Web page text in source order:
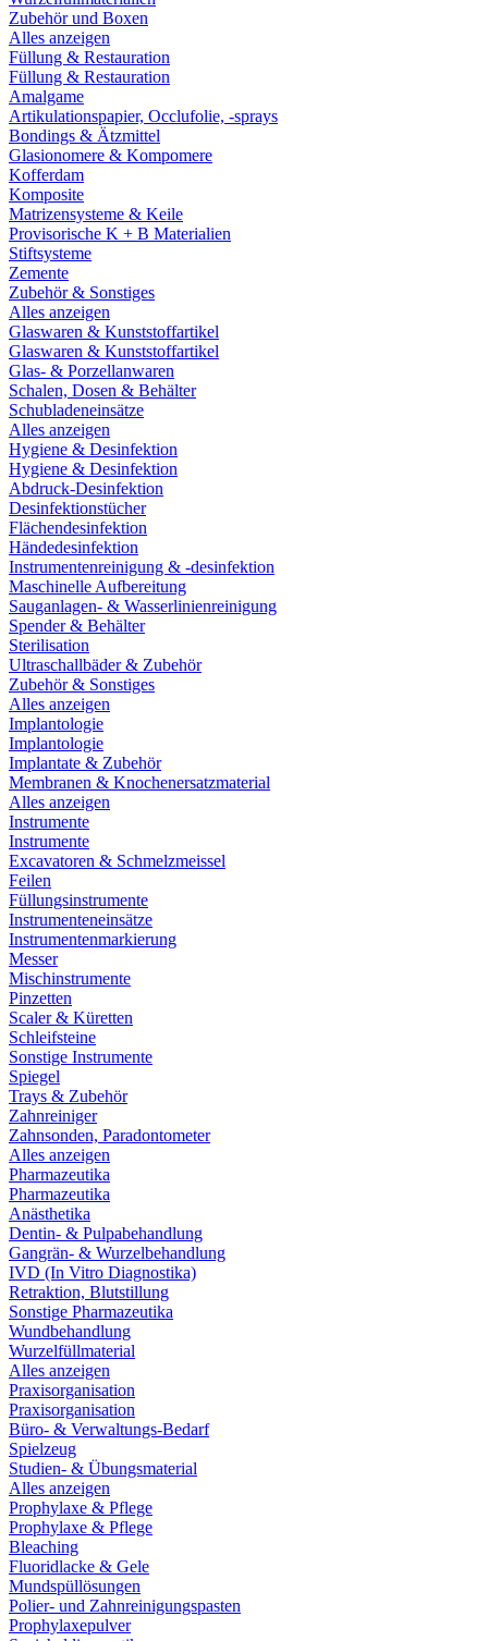
Zubehör und Boxen
Alles anzeigen
Füllung & Restauration
Füllung & Restauration
Amalgame
Artikulationspapier, Occlufolie, -sprays
Bondings & Ätzmittel
Glasionomere & Kompomere
Kofferdam
Komposite
Matrizensysteme & Keile
Provisorische K + B Materialien
Stiftsysteme
Zemente
Zubehör & Sonstiges
Alles anzeigen
Glaswaren & Kunststoffartikel
Glaswaren & Kunststoffartikel
Glas- & Porzellanwaren
Schalen, Dosen & Behälter
Schubladeneinsätze
Alles anzeigen
Hygiene & Desinfektion
Hygiene & Desinfektion
Abdruck-Desinfektion
Desinfektionstücher
Flächendesinfektion
Händedesinfektion
Instrumentenreinigung & -desinfektion
Maschinelle Aufbereitung
Sauganlagen- & Wasserlinienreinigung
Spender & Behälter
Sterilisation
Ultraschallbäder & Zubehör
Zubehör & Sonstiges
Alles anzeigen
Implantologie
Implantologie
Implantate & Zubehör
Membranen & Knochenersatzmaterial
Alles anzeigen
Instrumente
Instrumente
Excavatoren & Schmelzmeissel
Feilen
Füllungsinstrumente
Instrumenteneinsätze
Instrumentenmarkierung
Messer
Mischinstrumente
Pinzetten
Scaler & Küretten
Schleifsteine
Sonstige Instrumente
Spiegel
Trays & Zubehör
Zahnreiniger
Zahnsonden, Paradontometer
Alles anzeigen
Pharmazeutika
Pharmazeutika
Anästhetika
Dentin- & Pulpabehandlung
Gangrän- & Wurzelbehandlung
IVD (In Vitro Diagnostika)
Retraktion, Blutstillung
Sonstige Pharmazeutika
Wundbehandlung
Wurzelfüllmaterial
Alles anzeigen
Praxisorganisation
Praxisorganisation
Büro- & Verwaltungs-Bedarf
Spielzeug
Studien- & Übungsmaterial
Alles anzeigen
Prophylaxe & Pflege
Prophylaxe & Pflege
Bleaching
Fluoridlacke & Gele
Mundspüllösungen
Polier- und Zahnreinigungspasten
Prophylaxepulver